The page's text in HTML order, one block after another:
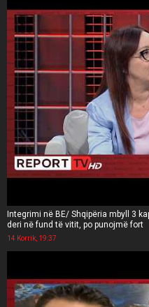
Integrimi në BE/ Shqipëria mbyll 3
deri në fund të vitit, po punojmë fort
14 Korrik, 19:37